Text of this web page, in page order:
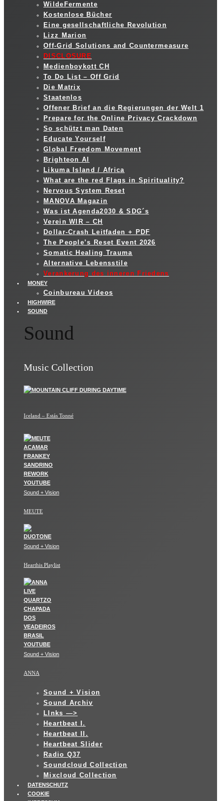
WildeFermente
Kostenlose Bücher
Eine gesellschaftliche Revolution
Lizz Marion
Off-Grid Solutions and Countermeasure
DISCLOSURE
Medienboykott CH
To Do List – Off Grid
Die Matrix
Staatenlos
Offener Brief an die Regierungen der Welt 1
Prepare for the Online Privacy Crackdown
So schützt man Daten
Educate Yourself
Global Freedom Movement
Brighteon AI
Likuma Island / Africa
What are the red Flags in Spirituality?
Nervous System Reset
MANOVA Magazin
Was ist Agenda2030 & SDG´s
Verein WIR – CH
Dollar-Crash Leitfaden + PDF
The People’s Reset Event 2026
Somatic Healing Trauma
Alternative Lebensstile
Verankerung des inneren Friedens
MONEY
Coinbureau Videos
HIGHWIRE
SOUND
Sound
Music Collection
Iceland – Estás Tonné
Sound + Vision
MEUTE
Sound + Vision
Hearthis Playlist
Sound + Vision
ANNA
Sound + Vision
Sound Archiv
LInks —>
Heartbeat I.
Heartbeat II.
Heartbeat Slider
Radio Q37
Soundcloud Collection
Mixcloud Collection
DATENSCHUTZ
COOKIE